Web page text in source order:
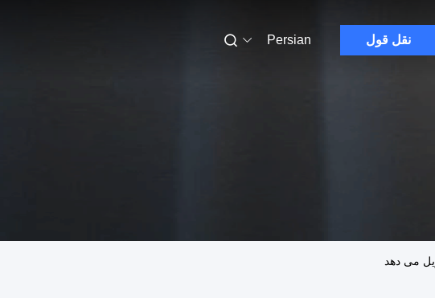
نقل قول Persian